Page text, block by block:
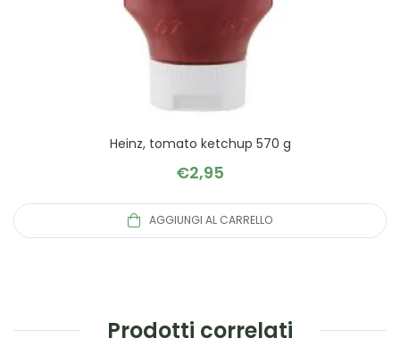
Heinz, tomato ketchup 570 g
€2,95
AGGIUNGI AL CARRELLO
Prodotti correlati